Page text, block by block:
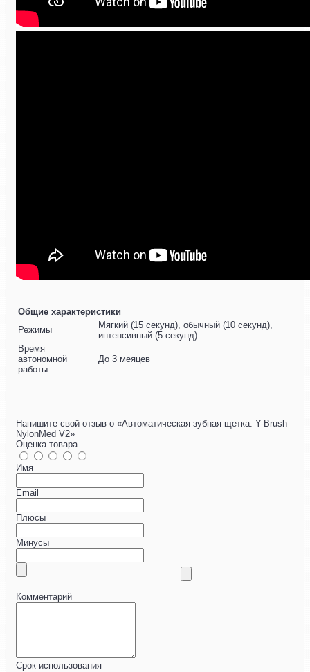
Общие характеристики
Режимы
Мягкий (15 секунд), обычный (10 секунд),
интенсивный (5 секунд)
Время
автономной
работы
До 3 меяцев
Напишите свой отзыв о «Автоматическая зубная щетка. Y-Brush
NylonMed V2»
Оценка товара
Имя
Email
Плюсы
Минусы
Комментарий
Срок использования